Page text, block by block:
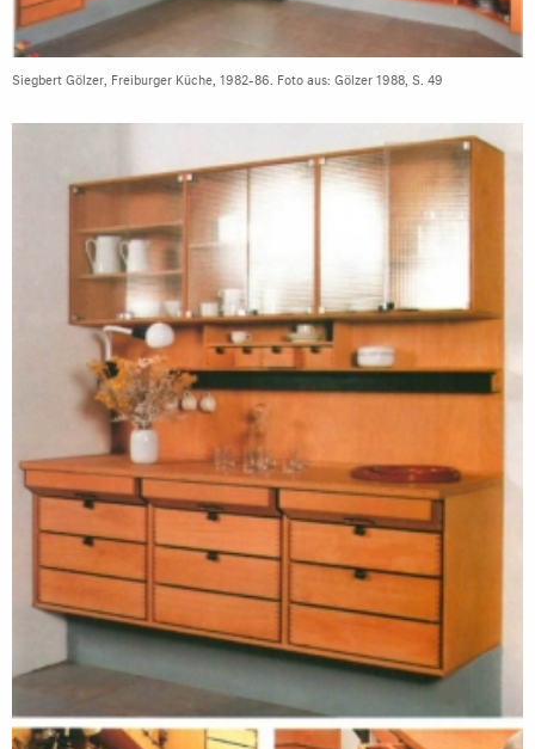
Siegbert Gölzer, Freiburger Küche, 1982-86. Foto aus: Gölzer 1988, S. 49